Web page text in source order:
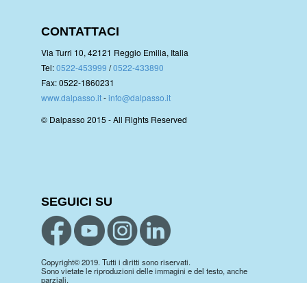
CONTATTACI
Via Turri 10, 42121 Reggio Emilia, Italia
Tel:0522-453999 /0522-433890
Fax: 0522-1860231
www.dalpasso.it-info@dalpasso.it
© Dalpasso 2015 - All Rights Reserved
SEGUICI SU
Copyright© 2019. Tutti i diritti sono riservati.
Sono vietate le riproduzioni delle immagini e del testo, anche
parziali.